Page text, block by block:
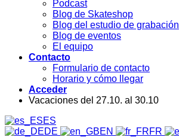
Podcast
Blog de Skateshop
Blog del estudio de grabación
Blog de eventos
El equipo
Contacto
Formulario de contacto
Horario y cómo llegar
Acceder
Vacaciones del 27.10. al 30.10
ES
DE
EN FR